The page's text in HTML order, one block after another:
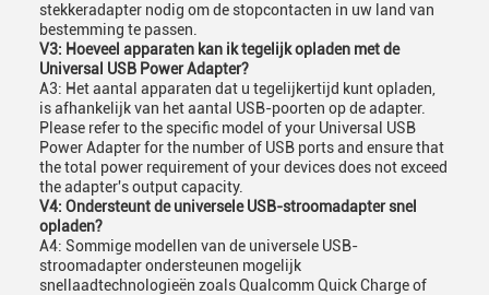
stekkeradapter nodig om de stopcontacten in uw land van
bestemming te passen.
V3: Hoeveel apparaten kan ik tegelijk opladen met de
Universal USB Power Adapter?
A3: Het aantal apparaten dat u tegelijkertijd kunt opladen,
is afhankelijk van het aantal USB-poorten op de adapter.
Please refer to the specific model of your Universal USB
Power Adapter for the number of USB ports and ensure that
the total power requirement of your devices does not exceed
the adapter's output capacity.
V4: Ondersteunt de universele USB-stroomadapter snel
opladen?
A4: Sommige modellen van de universele USB-
stroomadapter ondersteunen mogelijk
snellaadtechnologieën zoals Qualcomm Quick Charge of